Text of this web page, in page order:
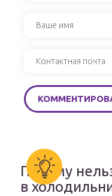
Почему
в